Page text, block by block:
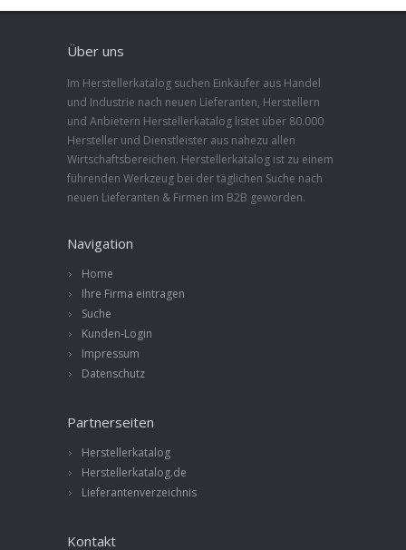
Über uns
Im Herstellerkatalog suchen Einkäufer aus Handel
und Industrie nach neuen Lieferanten, Herstellern
und Anbietern Herstellerkatalog listet über 80.000
Hersteller und Dienstleister aus nahezu allen
Wirtschaftsbereichen. Herstellerkatalog ist zu einem
führenden Werkzeug bei der täglichen Suche nach
neuen Lieferanten & Firmen im B2B geworden.
Navigation
Home
Ihre Firma eintragen
Suche
Kunden-Login
Impressum
Datenschutz
Partnerseiten
Herstellerkatalog
Herstellerkatalog.de
Lieferantenverzeichnis
Kontakt